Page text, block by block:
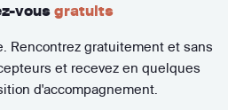
vous gratuits
Rencontrez gratuitement et sans
et recevez en quelques
d'accompagnement.